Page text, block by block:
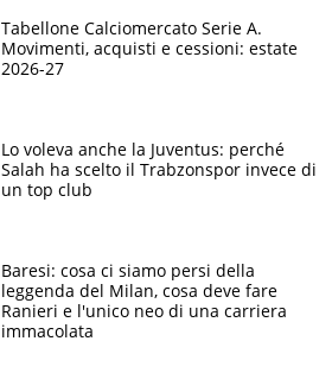
Tabellone Calciomercato Serie A.
Movimenti, acquisti e cessioni: estate
2026-27
Lo voleva anche la Juventus: perché
Salah ha scelto il Trabzonspor invece di
un top club
Baresi: cosa ci siamo persi della
leggenda del Milan, cosa deve fare
Ranieri e l'unico neo di una carriera
immacolata